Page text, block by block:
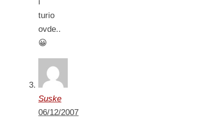
turio
ovde..
😀
Suske
06/12/2007